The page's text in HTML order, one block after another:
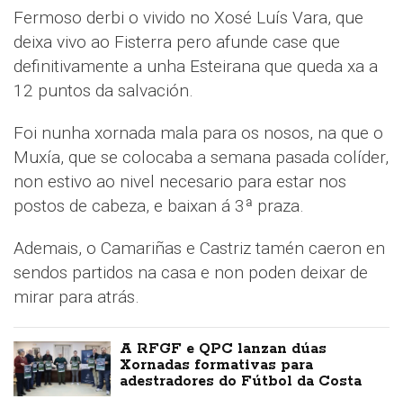
Fermoso derbi o vivido no Xosé Luís Vara, que
deixa vivo ao Fisterra pero afunde case que
definitivamente a unha Esteirana que queda xa a
12 puntos da salvación.
Foi nunha xornada mala para os nosos, na que o
Muxía, que se colocaba a semana pasada colíder,
non estivo ao nivel necesario para estar nos
postos de cabeza, e baixan á 3ª praza.
Ademais, o Camariñas e Castriz tamén caeron en
sendos partidos na casa e non poden deixar de
mirar para atrás.
A RFGF e QPC lanzan dúas
Xornadas formativas para
adestradores do Fútbol da Costa